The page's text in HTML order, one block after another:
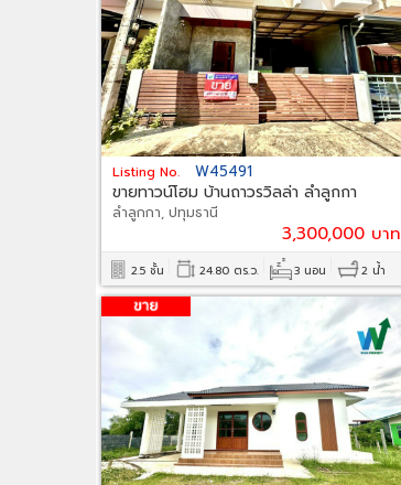
Listing No. W45491
ขายทาวน์โฮม บ้านถาวรวิลล่า ลำลูกกา
คลอง 3
ลำลูกกา, ปทุมธานี
3,300,000 บาท
2.5 ชั้น 24.80 ตร.ว. 3 นอน 2 น้ำ